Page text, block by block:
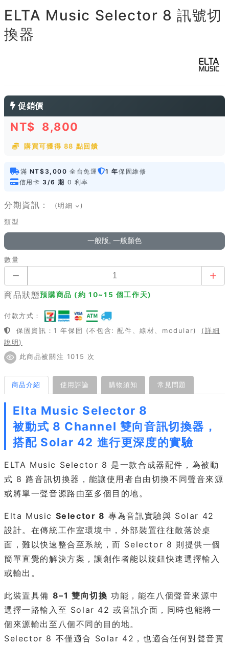
ELTA Music Selector 8 訊號切
換器
促銷價
NT$ 8,800
購買可獲得 88 點回饋
滿 NT$3,000 全台免運 1 年保固維修
信用卡 3/6 期 0 利率
分期資訊： (明細 )
類型
一般版, 一般顏色
數量
商品狀態預購商品 (約 10~15 個工作天)
付款方式：
保固資訊：1 年保固 (不包含: 配件、線材、modular)
(詳細
說明)
此商品被關注 1015 次
商品介紹 使用評論 購物須知 常見問題
Elta Music Selector 8
被動式 8 Channel 雙向音訊切換器，
搭配 Solar 42 進行更深度的實驗
ELTA Music Selector 8 是一款合成器配件，為被動
式 8 路音訊切換器，能讓使用者自由切換不同聲音來源
或將單一聲音源路由至多個目的地。
Elta Music Selector 8 專為音訊實驗與 Solar 42
設計。在傳統工作室環境中，外部裝置往往散落於桌
面，難以快速整合至系統，而 Selector 8 則提供一個
簡單直覺的解決方案，讓創作者能以旋鈕快速選擇輸入
或輸出。
此裝置具備 8–1 雙向切換 功能，能在八個聲音來源中
選擇一路輸入至 Solar 42 或音訊介面，同時也能將一
個來源輸出至八個不同的目的地。
Selector 8 不僅適合 Solar 42，也適合任何對聲音實